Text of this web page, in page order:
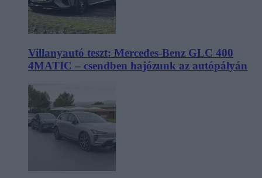
Villanyautó teszt: Mercedes-Benz GLC 400
4MATIC – csendben hajózunk az autópályán